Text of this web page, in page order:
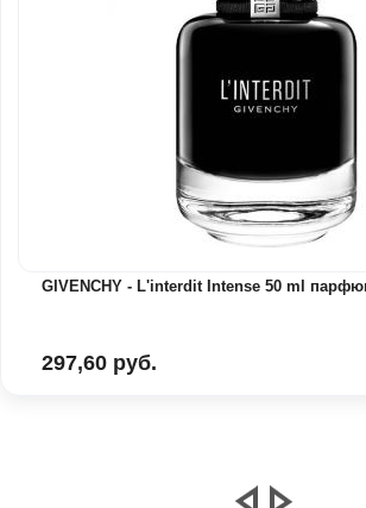
GIVENCHY - L'interdit Intense 50 ml
297,60 руб.